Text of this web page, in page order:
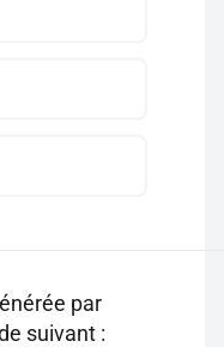
par
suivant :